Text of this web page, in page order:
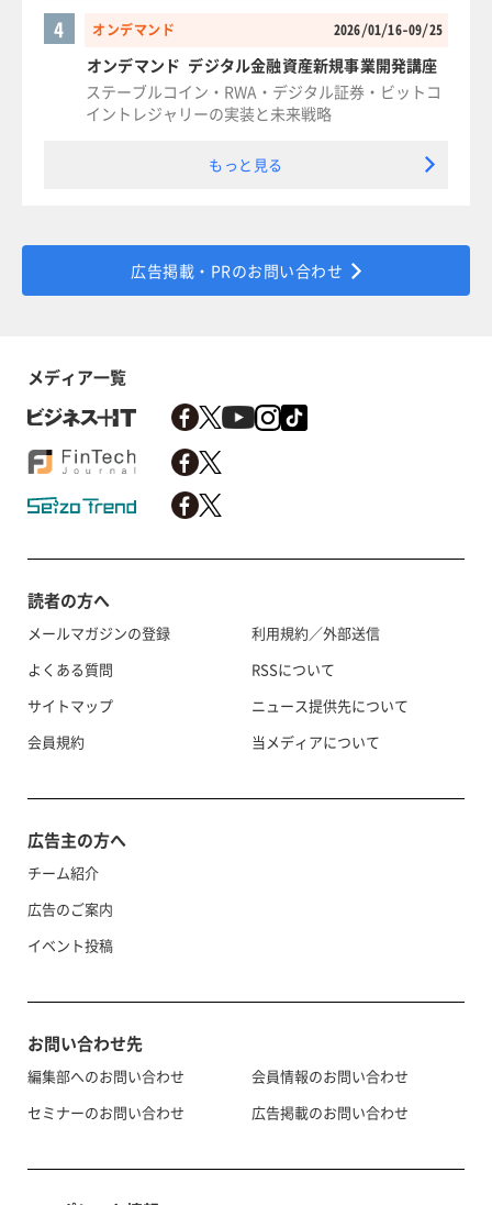
オンデマンド 2026/01/16-09/25
4
オンデマンド デジタル金融資産新規事業開発講座
ステーブルコイン・RWA・デジタル証券・ビットコ
イントレジャリーの実装と未来戦略
もっと見る
広告掲載・PRのお問い合わせ
メディア一覧
読者の方へ
メールマガジンの登録
よくある質問
サイトマップ
会員規約
利用規約／外部送信
RSSについて
ニュース提供先について
当メディアについて
広告主の方へ
チーム紹介
広告のご案内
イベント投稿
お問い合わせ先
編集部へのお問い合わせ
セミナーのお問い合わせ
会員情報のお問い合わせ
広告掲載のお問い合わせ